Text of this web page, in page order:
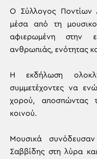
Ο Σύλλογος Ποντίων
μέσα από τη
αφιερωμένη στην
ανθρωπιάς, ενότητας
Η εκδήλωση
συμμετέχοντες να
χορού, αποσπώντας
κοινού.
Μουσικά
Σαββίδης στη λύρα